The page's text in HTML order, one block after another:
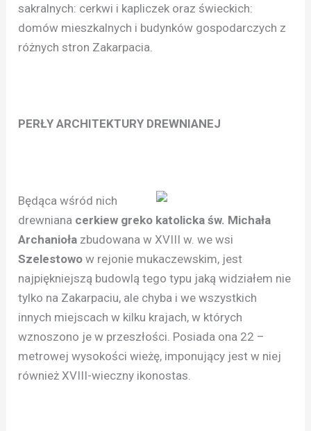
sakralnych: cerkwi i kapliczek oraz świeckich:
domów mieszkalnych i budynków gospodarczych z
różnych stron Zakarpacia.
PERŁY ARCHITEKTURY DREWNIANEJ
Będąca wśród nich
drewniana cerkiew greko katolicka św. Michała
Archanioła zbudowana w XVIII w. we wsi
Szelestowo w rejonie mukaczewskim, jest
najpiękniejszą budowlą tego typu jaką widziałem nie
tylko na Zakarpaciu, ale chyba i we wszystkich
innych miejscach w kilku krajach, w których
wznoszono je w przeszłości. Posiada ona 22 –
metrowej wysokości wieżę, imponujący jest w niej
również XVIII-wieczny ikonostas.